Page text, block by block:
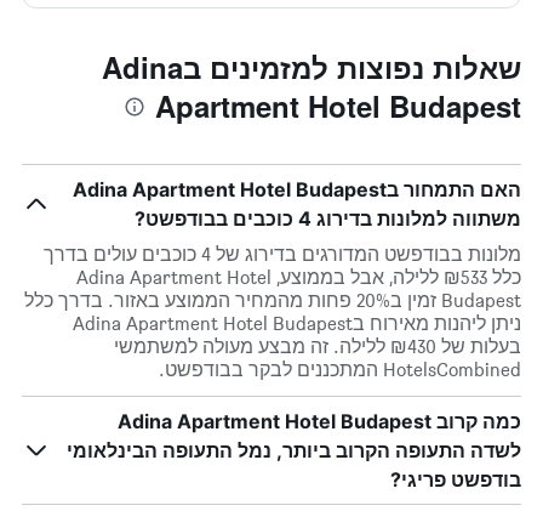
שאלות נפוצות למזמינים בAdina
Apartment Hotel Budapest
האם התמחור בAdina Apartment Hotel Budapest
משתווה למלונות בדירוג 4 כוכבים בבודפשט?
מלונות בבודפשט המדורגים בדירוג של 4 כוכבים עולים בדרך
כלל ₪533 ללילה, אבל בממוצע, Adina Apartment Hotel
Budapest זמין ב20% פחות מהמחיר הממוצע באזור. בדרך כלל
ניתן ליהנות מאירוח בAdina Apartment Hotel Budapest
בעלות של ₪430 ללילה. זה מבצע מעולה למשתמשי
HotelsCombined המתכננים לבקר בבודפשט.
כמה קרוב Adina Apartment Hotel Budapest
לשדה התעופה הקרוב ביותר, נמל התעופה הבינלאומי
בודפשט פריגי?